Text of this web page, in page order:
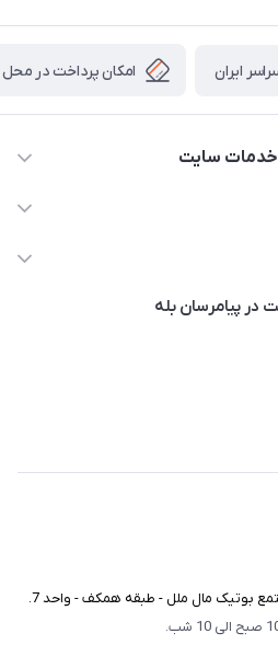
ایران امکان پرداخت در محل
خدمات سایت
در پیامرسان بله
بوتیک مال ملل - طبقه همکف - واحد 7.